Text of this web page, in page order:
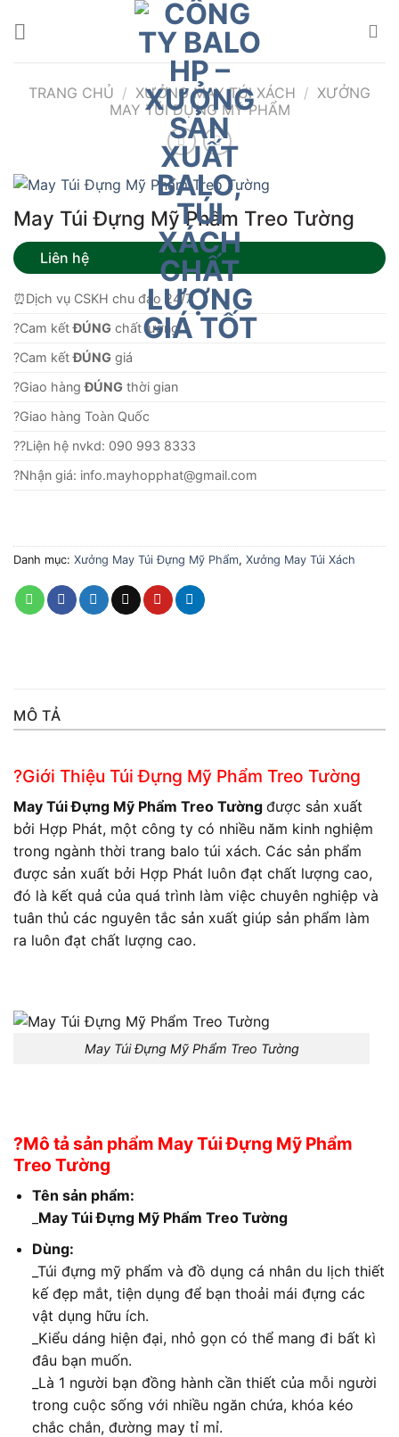
TRANG CHỦ / XƯỞNG MAY TÚI XÁCH / XƯỞNG
MAY TÚI ĐỰNG MỸ PHẨM
May Túi Đựng Mỹ Phẩm Treo Tường
Liên hệ
⏰Dịch vụ CSKH chu đáo 24/7
?Cam kếtĐÚNG chất lượng.
?Cam kếtĐÚNG giá
?Giao hàngĐÚNG thời gian
?Giao hàng Toàn Quốc
??Liện hệ nvkd: 090 993 8333
?Nhận giá: info.mayhopphat@gmail.com
Danh mục: Xưởng May Túi Đựng Mỹ Phẩm, Xưởng May Túi Xách
MÔ TẢ
?Giới Thiệu Túi Đựng Mỹ Phẩm Treo Tường
May Túi Đựng Mỹ Phẩm Treo Tường được sản xuất
bởi Hợp Phát, một công ty có nhiều năm kinh nghiệm
trong ngành thời trang balo túi xách. Các sản phẩm
được sản xuất bởi Hợp Phát luôn đạt chất lượng cao,
đó là kết quả của quá trình làm việc chuyên nghiệp và
tuân thủ các nguyên tắc sản xuất giúp sản phẩm làm
ra luôn đạt chất lượng cao.
May Túi Đựng Mỹ Phẩm Treo Tường
?Mô tả sản phẩm May Túi Đựng Mỹ Phẩm
Treo Tường
Tên sản phẩm:
May Túi Đựng Mỹ Phẩm Treo Tường
Dùng:
_Túi đựng mỹ phẩm và đồ dụng cá nhân du lịch thiết
kế đẹp mắt, tiện dụng để bạn thoải mái đựng các
vật dụng hữu ích.
_Kiểu dáng hiện đại, nhỏ gọn có thể mang đi bất kì
đâu bạn muốn.
_Là 1 người bạn đồng hành cần thiết của mỗi người
trong cuộc sống với nhiều ngăn chứa, khóa kéo
chắc chắn, đường may tỉ mỉ.